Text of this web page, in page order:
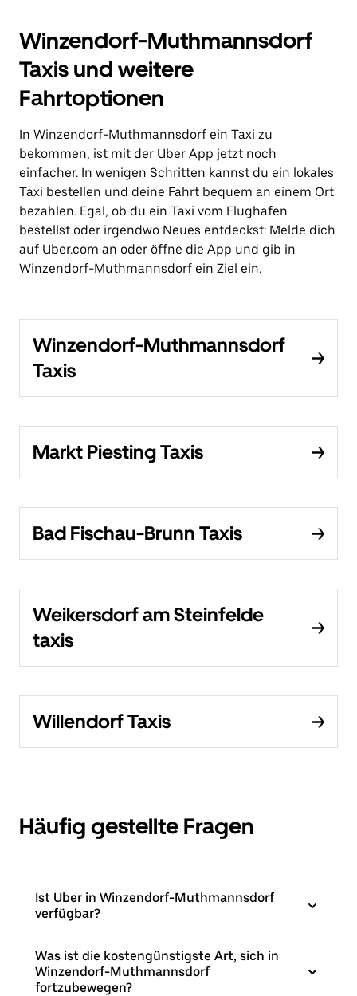
Winzendorf-Muthmannsdorf
Taxis und weitere
Fahrtoptionen
In Winzendorf-Muthmannsdorf ein Taxi zu
bekommen, ist mit der Uber App jetzt noch
einfacher. In wenigen Schritten kannst du ein lokales
Taxi bestellen und deine Fahrt bequem an einem Ort
bezahlen. Egal, ob du ein Taxi vom Flughafen
bestellst oder irgendwo Neues entdeckst: Melde dich
auf Uber.com an oder öffne die App und gib in
Winzendorf-Muthmannsdorf ein Ziel ein.
Winzendorf-Muthmannsdorf
Taxis
Markt Piesting Taxis
Bad Fischau-Brunn Taxis
Weikersdorf am Steinfelde
taxis
Willendorf Taxis
Häufig gestellte Fragen
Ist Uber in Winzendorf-Muthmannsdorf
verfügbar?
Was ist die kostengünstigste Art, sich in
Winzendorf-Muthmannsdorf
fortzubewegen?